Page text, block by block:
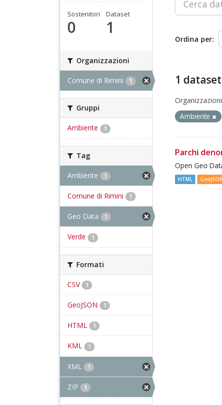
Sostenitori
0
Dataset
1
Organizzazioni
Comune di Rimini 1
Gruppi
Ambiente 1
Tag
Ambiente 1
Comune di Rimini 1
Geo Data 1
Verde 1
Formati
CSV 1
GeoJSON 1
HTML 1
KML 1
XML 1
ZIP 1
Ordina per
1
Ambiente
Parchi
Open Geo
HTML